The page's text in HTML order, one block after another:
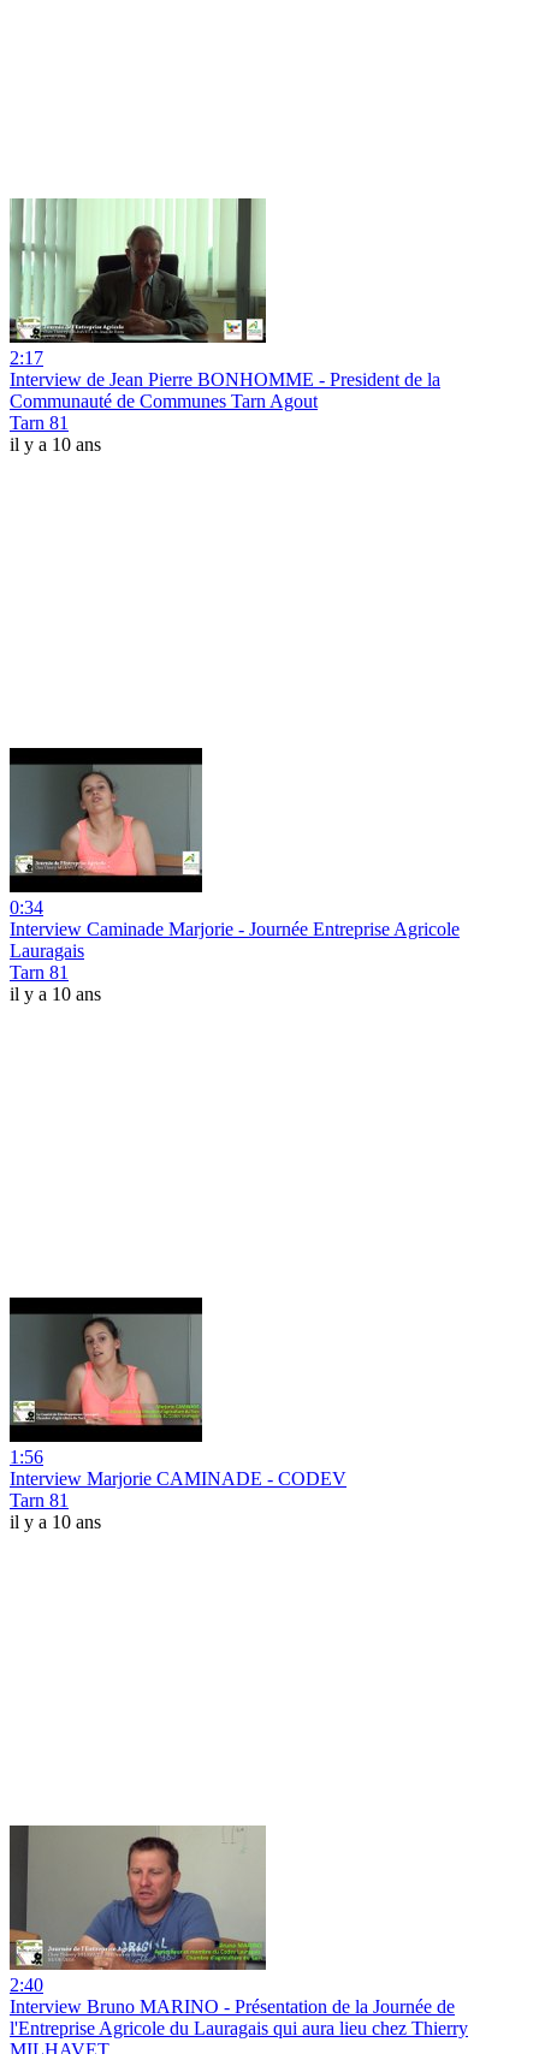
2:17
Interview de Jean Pierre BONHOMME - President de la
Communauté de Communes Tarn Agout
Tarn 81
il y a 10 ans
0:34
Interview Caminade Marjorie - Journée Entreprise Agricole
Lauragais
Tarn 81
il y a 10 ans
1:56
Interview Marjorie CAMINADE - CODEV
Tarn 81
il y a 10 ans
2:40
Interview Bruno MARINO - Présentation de la Journée de
l'Entreprise Agricole du Lauragais qui aura lieu chez Thierry